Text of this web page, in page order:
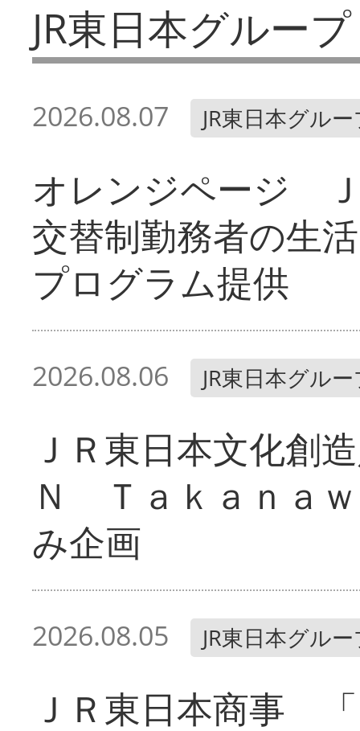
JR東日本グループ
2026.08.07 JR東日本グル
オレンジページ
交替制勤務者の生
プログラム提供
2026.08.06 JR東日本グル
ＪＲ東日本文化創
Ｎ Ｔａｋａｎａ
み企画
2026.08.05 JR東日本グル
ＪＲ東日本商事